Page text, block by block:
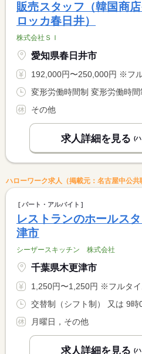
販売スタッフ（韓国商
ロッカ春日井）
株式会社ＳＩ
愛知県春日井市
192,000円〜250,000円 ※フルタイム求人の場合は月額（換算額
その他
求人詳細を見る (
ハローワーク求人（掲載元：名古屋中公共
パート・アルバイト
レストランのホールス
津市
シーザースキッチン 株式会社
千葉県木更津市
1,250円〜1,250円 ※フルタイム求人の場合は月額（換算額
月曜日，その他
求人詳細を見る (